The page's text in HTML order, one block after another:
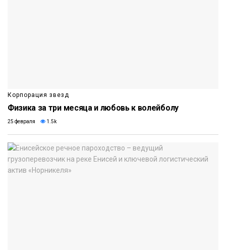
Корпорация звезд
Физика за три месяца и любовь к волейболу
25 февраля 1.5k